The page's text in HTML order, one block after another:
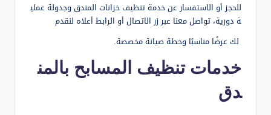
للحجز أو الاستفسار عن خدمة تنظيف خزانات المندق وجدولة عملي
ة دورية، تواصل معنا عبر زر الاتصال أو الرابط أعلاه لنقدم
لك عرضًا مناسبًا وخطة صيانة مخصصة.
خدمات تنظيف المسابح بالمن
دق